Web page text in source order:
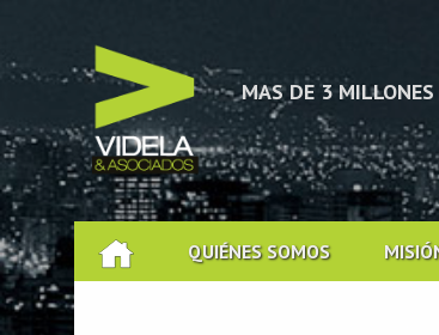
TÉCNICA MAS DE 3
QUIÉNES SOMOS